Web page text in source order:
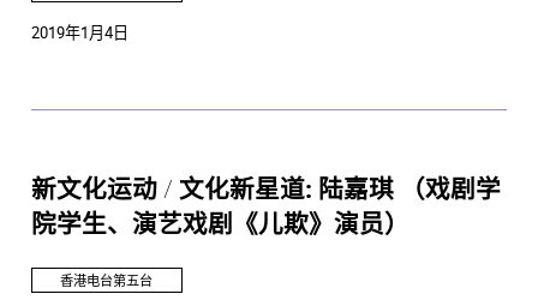
2019年1月4日
新文化运动 / 文化新星道: 陆嘉琪 （戏剧学
院学生、演艺戏剧《儿欺》演员）
香港电台第五台